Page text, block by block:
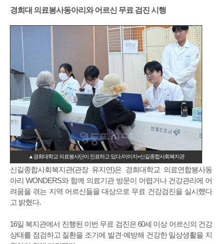
경희대 의료봉사동아리와 어르신 무료 검진 시행
▲경희대학교 의료봉사단이 진료하고 있다./이미지=신길종합사회복지관
신길종합사회복지관(관장 유지연)은 경희대학교 의료연합봉사동
아리 WONDERS와 함께 의료기관 방문이 어렵거나 건강관리에 어
려움을 겪는 지역 어르신들을 대상으로 무료 건강검진을 실시했다
고 밝혔다.
16일 복지관에서 진행된 이번 무료 검진은 60세 이상 어르신의 건강
상태를 점검하고 질환을 조기에 발견·예방해 건강한 일상생활을 지